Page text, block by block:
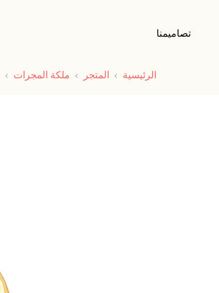
تصاميمنا
الرئيسية المتجر ملكة المجرات